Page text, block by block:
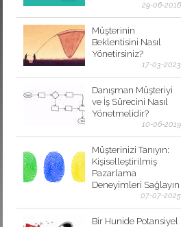
29-06-2016
Müşterinin
Beklentisini Nasıl
Yönetirsiniz?
17-03-2023
Danışman Müşteriyi
ve İş Sürecini Nasıl
Yönetmelidir?
10-06-2019
Müşterinizi Tanıyın:
Kişiselleştirilmiş
Pazarlama
Deneyimleri Sağlayın
07-07-2025
Bir Hunide Potansiyel